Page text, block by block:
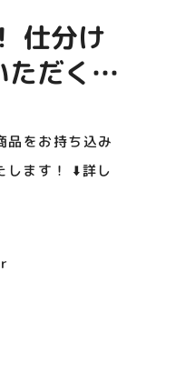
戦PLAZA
チンカースペース 出店
ダー
BBQビアガーデン 屋上
営業中！
シカメラ 平日限定1時
サービス
アム駐車サービス [4～
店対象]
仕分け
だく際
をお持ち込み
します！ ⬇️詳し